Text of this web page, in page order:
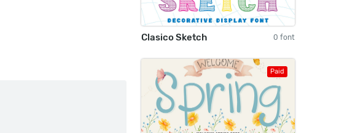
Clasico Sketch 0 font
Paid